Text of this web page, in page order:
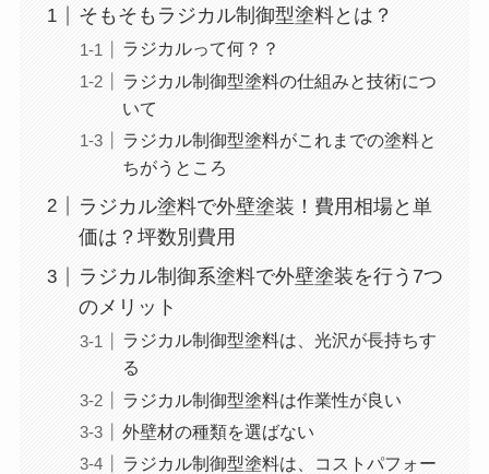
そもそもラジカル制御型塗料とは？
ラジカルって何？？
ラジカル制御型塗料の仕組みと技術につ
いて
ラジカル制御型塗料がこれまでの塗料と
ちがうところ
ラジカル塗料で外壁塗装！費用相場と単
価は？坪数別費用
ラジカル制御系塗料で外壁塗装を行う7つ
のメリット
ラジカル制御型塗料は、光沢が長持ちす
る
ラジカル制御型塗料は作業性が良い
外壁材の種類を選ばない
ラジカル制御型塗料は、コストパフォー